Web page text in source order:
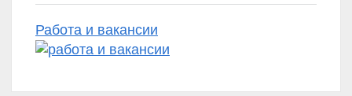
Работа и вакансии